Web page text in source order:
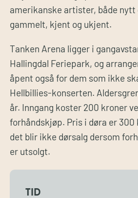
amerikanske artister, både nytt
gammelt, kjent og ukjent.
Tanken Arena ligger i
Hallingdal Feriepark, og
åpent også for dem som ikke
Hellbillies-konserten.
år. Inngang koster 200 kroner
forhåndskjøp. Pris i døra er 300
det blir ikke dørsalg dersom
er utsolgt.
TID